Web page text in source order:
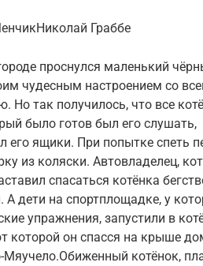
Граббе
проснулся маленький
чудесным настроением со
так получилось, что все
было готов был его слушать,
его ящики. При попытке спеть
из коляски. Автовладелец,
спасаться котёнка
А дети на спортплощадке, у
упражнения, запустили в
которой он спасся на крыше
котёнок,